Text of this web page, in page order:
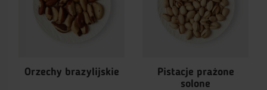
Orzechy brazylijskie
Pistacje prażone
solone